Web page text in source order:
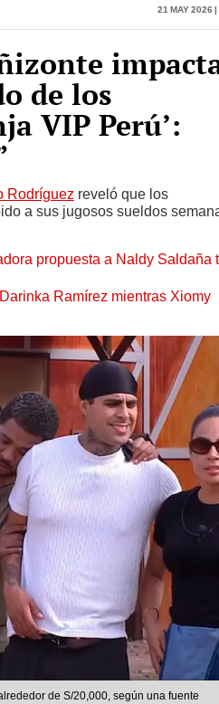
21 May 2026
de los
VIP Perú’:
Rodríguez reveló que los
a sus jugosos sueldos
propuesta a Naldy Saldaña
Ramírez mientras Xiomy
de S/20,000, según una fuente